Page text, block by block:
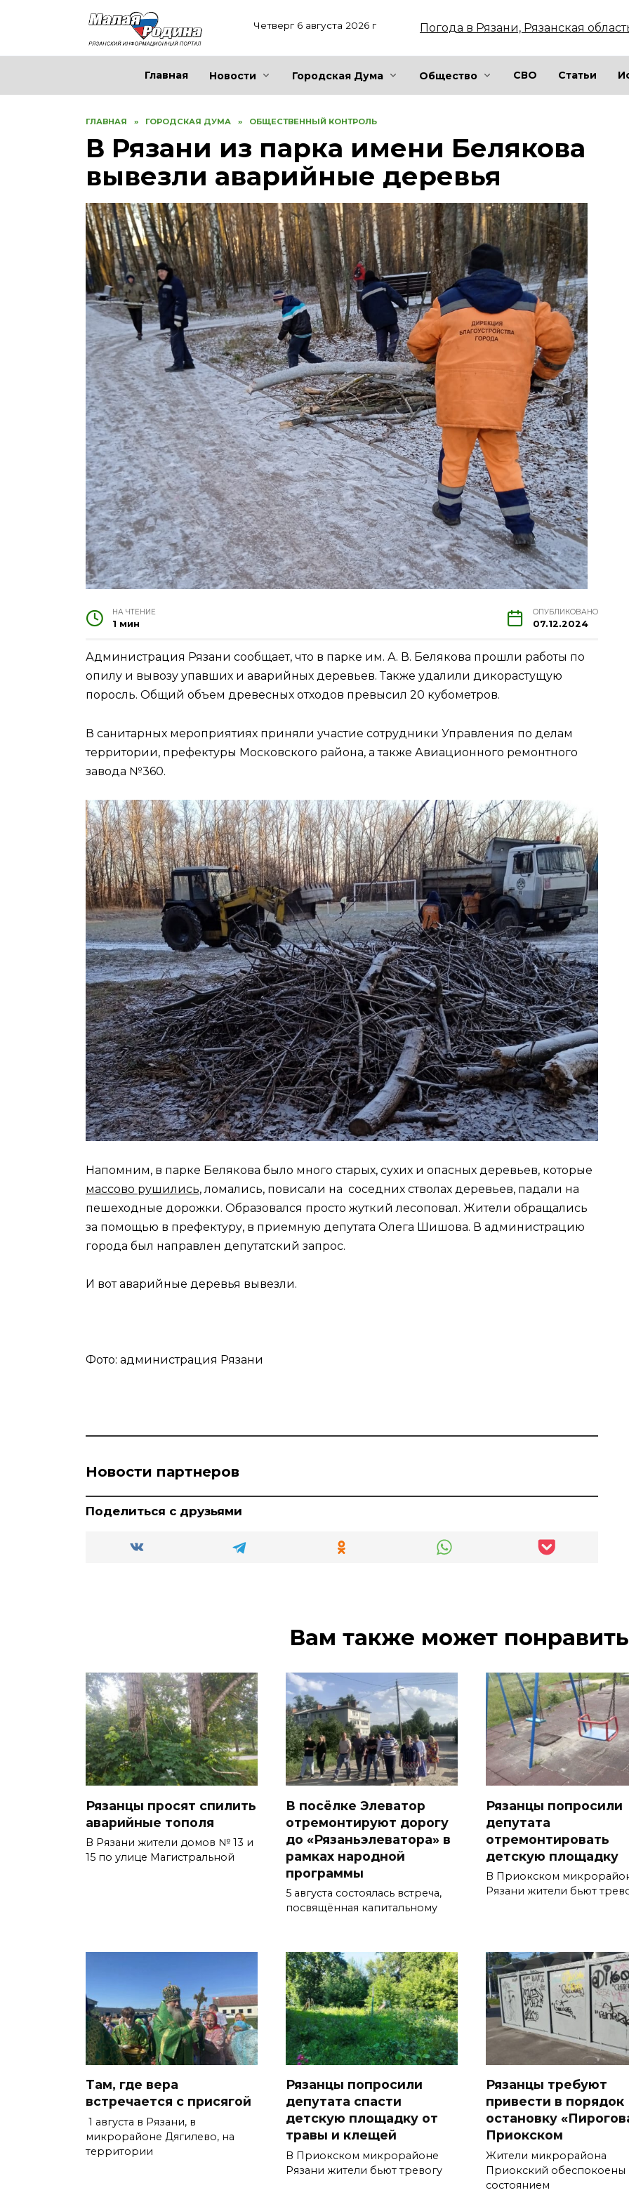
Четверг 6 августа 2026 г Погода в Рязани, Рязанская
Главная Новости Городская Дума Общество СВО Статьи
ГЛАВНАЯ » ГОРОДСКАЯ ДУМА » ОБЩЕСТВЕННЫЙ КОНТРОЛЬ
В Рязани из парка имени Белякова
вывезли аварийные деревья
НА ЧТЕНИЕ
1 мин
ОПУБЛИКОВАНО
07.12.2024
Администрация Рязани сообщает, что в парке им. А. В. Белякова прошли работы по
опилу и вывозу упавших и аварийных деревьев. Также удалили дикорастущую
поросль. Общий объем древесных отходов превысил 20 кубометров.
В санитарных мероприятиях приняли участие сотрудники Управления по делам
территории, префектуры Московского района, а также Авиационного ремонтного
завода №360.
Напомним, в парке Белякова было много старых, сухих и опасных деревьев, которые
массово рушились, ломались, повисали на соседних стволах деревьев, падали на
пешеходные дорожки. Образовался просто жуткий лесоповал. Жители обращались
за помощью в префектуру, в приемную депутата Олега Шишова. В администрацию
города был направлен депутатский запрос.
И вот аварийные деревья вывезли.
Фото: администрация Рязани
Новости партнеров
Поделиться с друзьями
Вам также может
Рязанцы просят спилить
аварийные тополя
В Рязани жители домов № 13 и
15 по улице Магистральной
В посёлке Элеватор
отремонтируют дорогу
до «Рязаньэлеватора» в
рамках народной
программы
5 августа состоялась встреча,
посвящённая капитальному
Рязанцы попросили
депутата
отремонтировать
детскую площадку
В Приокском
Рязани жители бьют
Там, где вера
встречается с присягой
1 августа в Рязани, в
микрорайоне Дягилево, на
территории
Рязанцы попросили
депутата спасти
детскую площадку от
травы и клещей
В Приокском микрорайоне
Рязани жители бьют тревогу
Рязанцы требуют
привести в порядок
остановку
Приокском
Жители микрорайона
Приокский обеспокоены
состоянием